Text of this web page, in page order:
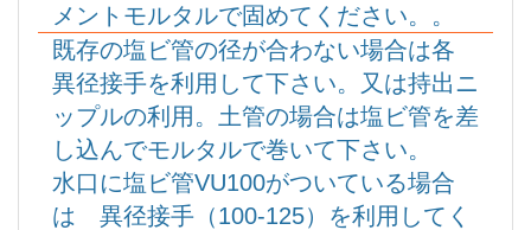
メントモルタルで固めてください。。
既存の塩ビ管の径が合わない場合は各
異径接手を利用して下さい。又は持出ニ
ップルの利用。土管の場合は塩ビ管を差
し込んでモルタルで巻いて下さい。
水口に塩ビ管VU100がついている場合
は 異径接手（100-125）を利用してく